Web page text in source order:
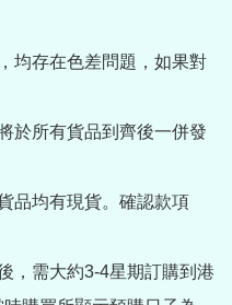
均存在色差問題，如果對
於所有貨品到齊後一併發
品均有現貨。確認款項
，需大約3-4星期訂購到港